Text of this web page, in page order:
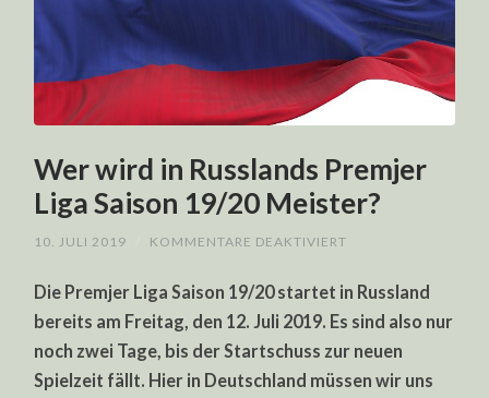
Wer wird in Russlands Premjer
Liga Saison 19/20 Meister?
10. JULI 2019 KOMMENTARE DEAKTIVIERT
IN
PREMJER
SAISON
MEISTER?
Die Premjer Liga Saison 19/20 startet in Russland
bereits am Freitag, den 12. Juli 2019. Es sind also nur
noch zwei Tage, bis der Startschuss zur neuen
Spielzeit fällt. Hier in Deutschland müssen wir uns